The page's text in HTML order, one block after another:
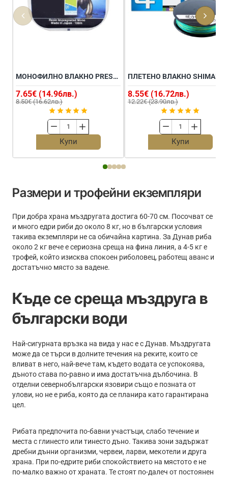
МОНОФИЛНО ВЛАКНО PRESTON REFLO POWER 100M
7.65€ (14.96лв.)
8.50€ (16.62лв.)
Монофилно
влакно
PRESTON
Reflo
Купи
8.55€ (16.72лв.)
12.22€ (23.90лв.)
Плетено
влакно
SHIMANO
Kairiki
-
Multi
Купи
Размери и трофейни екземпляри
При добра храна мъздругата достига 60-70 см. Посочват се
и много едри риби до около 8 кг, но в български условия
такива екземпляри не са обичайна картина. За Дунав риба
около 2 кг вече е сериозна среща на фина линия, а 4-5 кг е
трофей, който изисква спокоен риболовец, работещ аванс и
достатъчно място за вадене.
Къде се среща мъздруга в
български води
Най-сигурната връзка на вида у нас е с Дунав. Мъздругата
може да се търси в долните течения на реките, които се
вливат в него, най-вече там, където водата се успокоява,
дъното става по-равно и има достатъчна дълбочина. В
отделни севернобългарски язовири също е позната от
улови, но не е риба, която да се планира като гарантирана
цел.
Рибата предпочита по-бавни участъци, слабо течение и
места с глинесто или тинесто дъно. Такива зони задържат
дребни дънни организми, червеи, ларви, мекотели и друга
храна. При по-едрите риби спокойствието на мястото е не
по-малко важно от храната. Те стоят по-далеч от постоянен